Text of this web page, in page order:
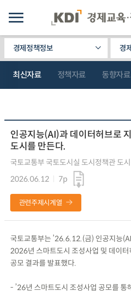
경제정책정보 경
최신자료 정책자료 동향자료
인공지능(AI)과 데이터허브로
도시를 만든다.
국토교통부 국토도시실 도시정책관 도
2026.06.12
7p
관련주제시계열
국토교통부는 ’26.6.12.(금) 인공지능
2026년 스마트도시 조성사업 및 데이
공모 결과를 발표했다.
- ’26년 스마트도시 조성사업 공모를 통